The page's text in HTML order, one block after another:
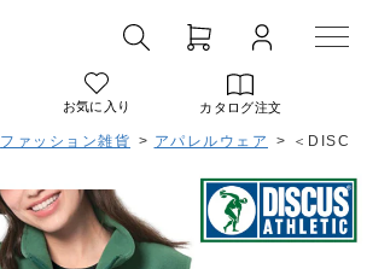
お気に入り カタログ注文
ファッション雑貨 > アパレルウェア > ＜